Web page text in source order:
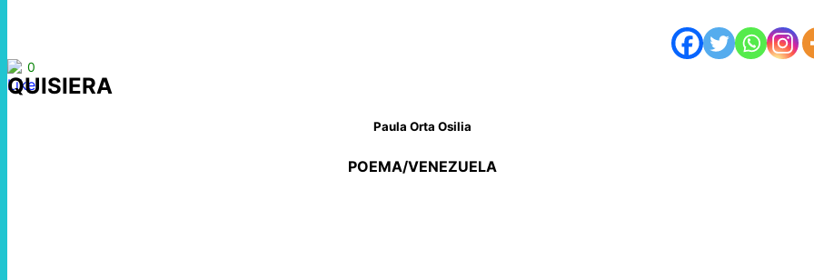
0
QUISIERA
Paula Orta Osilia
POEMA/VENEZUELA